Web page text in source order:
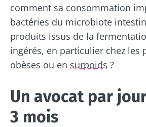
comment sa consommation
bactéries du microbiote
produits issus de la
ingérés, en particulier chez les
obèses ou en surpoids ?
Un avocat par
3 mois